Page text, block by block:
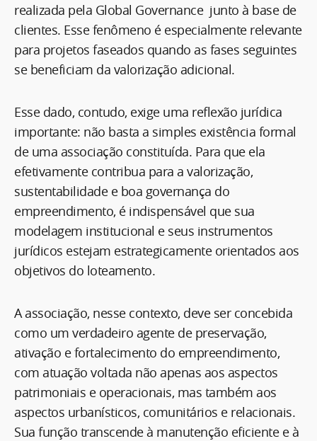
realizada pela Global Governance junto à base de
clientes. Esse fenômeno é especialmente relevante
para projetos faseados quando as fases seguintes
se beneficiam da valorização adicional.
Esse dado, contudo, exige uma reflexão jurídica
importante: não basta a simples existência formal
de uma associação constituída. Para que ela
efetivamente contribua para a valorização,
sustentabilidade e boa governança do
empreendimento, é indispensável que sua
modelagem institucional e seus instrumentos
jurídicos estejam estrategicamente orientados aos
objetivos do loteamento.
A associação, nesse contexto, deve ser concebida
como um verdadeiro agente de preservação,
ativação e fortalecimento do empreendimento,
com atuação voltada não apenas aos aspectos
patrimoniais e operacionais, mas também aos
aspectos urbanísticos, comunitários e relacionais.
Sua função transcende à manutenção eficiente e à